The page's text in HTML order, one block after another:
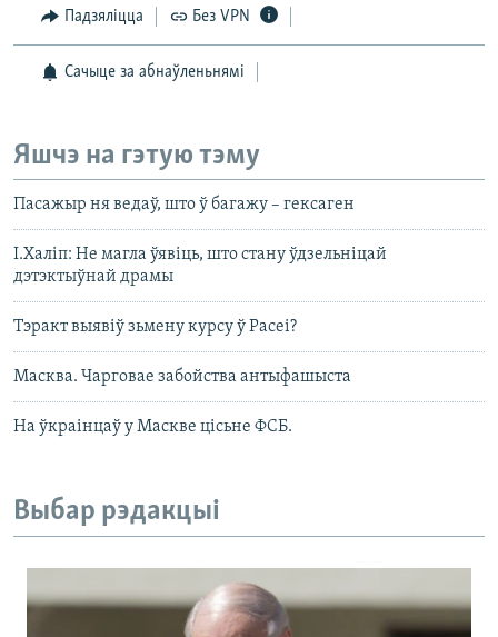
Падзяліцца Без VPN
Сачыце за абнаўленьнямі
Яшчэ на гэтую тэму
Пасажыр ня ведаў, што ў багажу – гексаген
І.Халіп: Не магла ўявіць, што стану ўдзельніцай
дэтэктыўнай драмы
Тэракт выявіў зьмену курсу ў Расеі?
Масква. Чарговае забойства антыфашыста
На ўкраінцаў у Маскве цісьне ФСБ.
Выбар рэдакцыі